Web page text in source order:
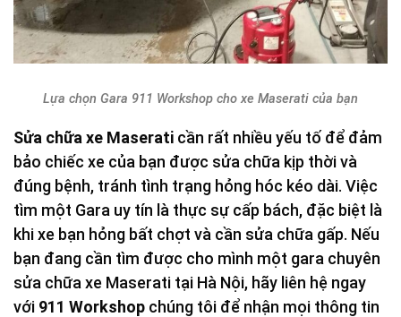
Lựa chọn Gara 911 Workshop cho xe Maserati của bạn
Sửa chữa xe Maserati cần rất nhiều yếu tố để đảm
bảo chiếc xe của bạn được sửa chữa kịp thời và
đúng bệnh, tránh tình trạng hỏng hóc kéo dài. Việc
tìm một Gara uy tín là thực sự cấp bách, đặc biệt là
khi xe bạn hỏng bất chợt và cần sửa chữa gấp. Nếu
bạn đang cần tìm được cho mình một gara chuyên
sửa chữa xe Maserati tại Hà Nội, hãy liên hệ ngay
với 911 Workshop chúng tôi để nhận mọi thông tin